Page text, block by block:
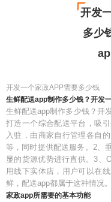
开发
多少
开发一个家政APP需要多少钱
生鲜配送app制作多少钱？开发
生鲜配送app制作多少钱？开
打造一个综合配送平台，吸
入驻，由商家自行管理各自
等，同时提供配送服务。2、
显的货源优势进行直供。3、
用线下实体店，用户可以在
鲜，配送app都属于这种情况。
家政app所需要的基本功能